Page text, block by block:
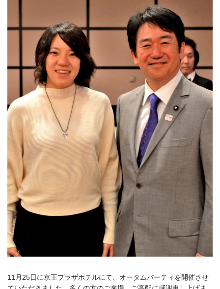
11月25日に京王プラザホテルにて、オータムパーティを開催させ